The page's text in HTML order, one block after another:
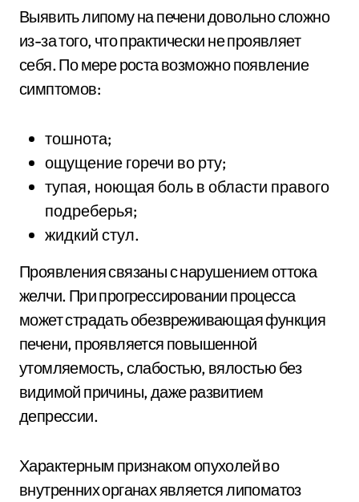
Выявить липому на печени довольно сложно
из-за того, что практически не проявляет
себя. По мере роста возможно появление
симптомов:
тошнота;
ощущение горечи во рту;
тупая, ноющая боль в области правого
подреберья;
жидкий стул.
Проявления связаны с нарушением оттока
желчи. При прогрессировании процесса
может страдать обезвреживающая функция
печени, проявляется повышенной
утомляемость, слабостью, вялостью без
видимой причины, даже развитием
депрессии.
Характерным признаком опухолей во
внутренних органах является липоматоз